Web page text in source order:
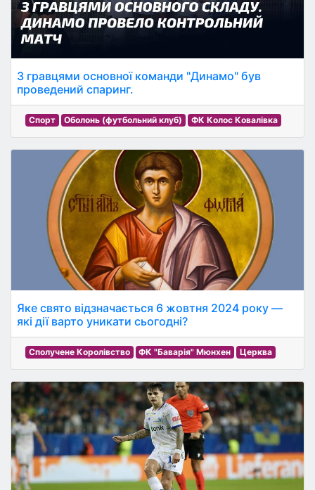
З гравцями основної команди "Динамо" був
проведений спаринг.
Спорт Оболонь (футбольний клуб) ФК Колос Ковалівка
Яке свято відзначається 6 жовтня 2024 року —
які дії варто уникати сьогодні?
Сполучене Королівство ФК "Баварія" Мюнхен Церква